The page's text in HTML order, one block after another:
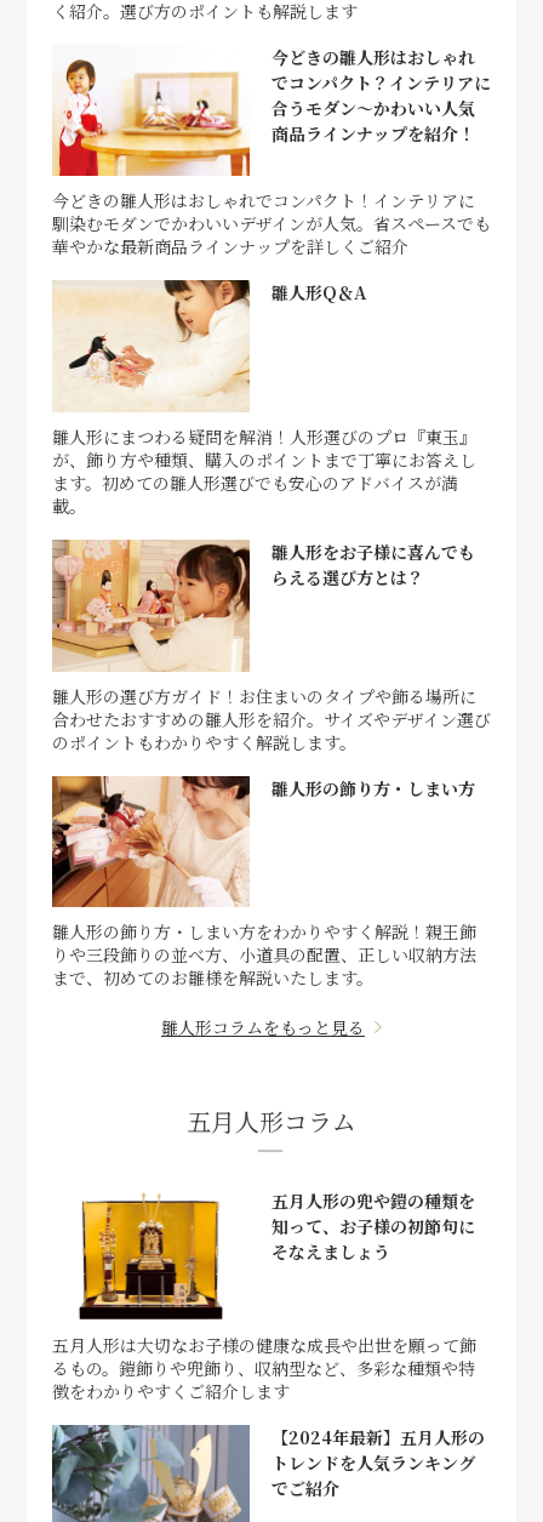
く紹介。選び方のポイントも解説します
今どきの雛人形はおしゃれ
でコンパクト？インテリアに
合うモダン～かわいい人気
商品ラインナップを紹介！
今どきの雛人形はおしゃれでコンパクト！インテリアに
馴染むモダンでかわいいデザインが人気。省スペースでも
華やかな最新商品ラインナップを詳しくご紹介
雛人形Q＆A
雛人形にまつわる疑問を解消！人形選びのプロ『東玉』
が、飾り方や種類、購入のポイントまで丁寧にお答えし
ます。初めての雛人形選びでも安心のアドバイスが満
載。
雛人形をお子様に喜んでも
らえる選び方とは？
雛人形の選び方ガイド！お住まいのタイプや飾る場所に
合わせたおすすめの雛人形を紹介。サイズやデザイン選び
のポイントもわかりやすく解説します。
雛人形の飾り方・しまい方
雛人形の飾り方・しまい方をわかりやすく解説！親王飾
りや三段飾りの並べ方、小道具の配置、正しい収納方法
まで、初めてのお雛様を解説いたします。
雛人形コラムをもっと見る
五月人形コラム
五月人形の兜や鎧の種類を
知って、お子様の初節句に
そなえましょう
五月人形は大切なお子様の健康な成長や出世を願って飾
るもの。鎧飾りや兜飾り、収納型など、多彩な種類や特
徴をわかりやすくご紹介します
【2024年最新】五月人形の
トレンドを人気ランキング
でご紹介